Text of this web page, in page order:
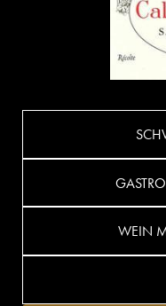
WEIN